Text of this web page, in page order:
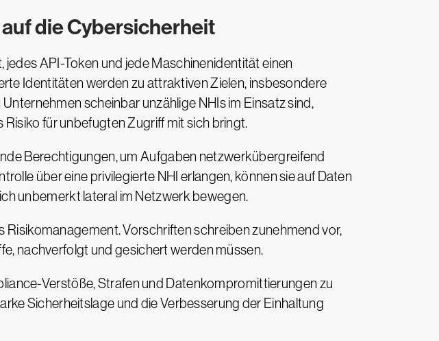
die Cybersicherheit
API-Token und jede Maschinenidentität einen
Identitäten werden zu attraktiven Zielen, insbesondere
scheinbar unzählige NHIs im Einsatz sind,
für unbefugten Zugriff mit sich bringt.
Berechtigungen, um Aufgaben netzwerkübergreifend
über eine privilegierte NHI erlangen, können sie auf Daten
unbemerkt lateral im Netzwerk bewegen.
Vorschriften schreiben zunehmend vor,
nachverfolgt und gesichert werden müssen.
Verstöße, Strafen und Datenkompromittierungen zu
Sicherheitslage und die Verbesserung der Einhaltung